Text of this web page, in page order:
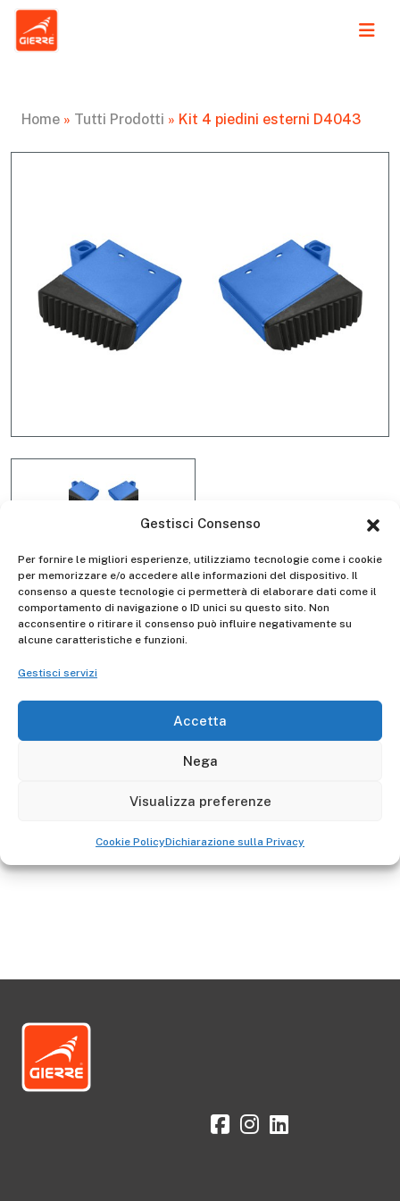
Gestisci Consenso
Per fornire le migliori esperienze, utilizziamo tecnologie come i cookie
per memorizzare e/o accedere alle informazioni del dispositivo. Il
consenso a queste tecnologie ci permetterà di elaborare dati come il
comportamento di navigazione o ID unici su questo sito. Non
acconsentire o ritirare il consenso può influire negativamente su
alcune caratteristiche e funzioni.
Gestisci servizi
Accetta
Nega
Visualizza preferenze
Cookie PolicyDichiarazione sulla Privacy
Home » Tutti Prodotti » Kit 4 piedini esterni D4043
Kit 4 piedini esterni D4043
Descrizione
I ricambi sono garantiti per 10 anni, controllare l'anno